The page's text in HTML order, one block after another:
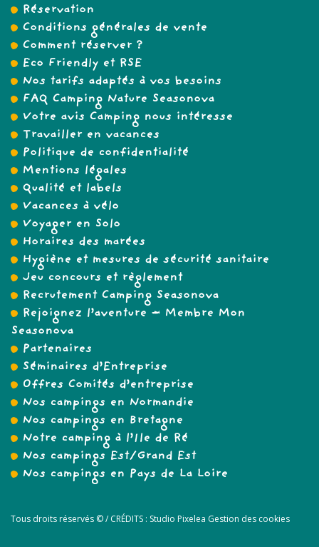
Réservation
Conditions générales de vente
Comment réserver ?
Eco Friendly et RSE
Nos tarifs adaptés à vos besoins
FAQ Camping Nature Seasonova
Votre avis Camping nous intéresse
Travailler en vacances
Politique de confidentialité
Mentions légales
Qualité et labels
Vacances à vélo
Voyager en Solo
Horaires des marées
Hygiène et mesures de sécurité sanitaire
Jeu concours et règlement
Recrutement Camping Seasonova
Rejoignez l’aventure – Membre Mon
Seasonova
Partenaires
Séminaires d’Entreprise
Offres Comités d’entreprise
Nos campings en Normandie
Nos campings en Bretagne
Notre camping à l’Ile de Ré
Nos campings Est/Grand Est
Nos campings en Pays de La Loire
Tous droits réservés © /CRÉDITS : Studio Pixelea Gestion des cookies